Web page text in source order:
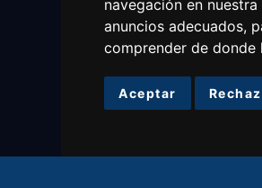
navegación en
anuncios adecuados,
comprender de donde
Aceptar